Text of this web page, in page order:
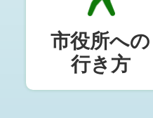
市役所への
行き方